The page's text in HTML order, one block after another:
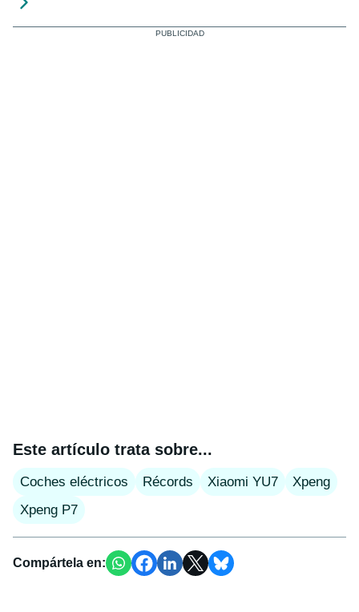
Este artículo trata sobre...
Coches eléctricos Récords Xiaomi YU7
Xpeng
Xpeng P7
Compártela en: